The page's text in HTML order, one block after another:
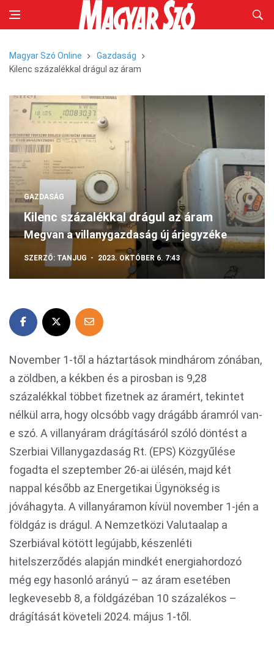
Magyar Szó Online
Gazdaság
Kilenc százalékkal drágul az áram
GAZDASÁG
Kilenc százalékkal drágul az áram
Megvan a villanygazdaság új árjegyzéke
SZERZŐ: TANJUG 2023. OKTÓBER 6. 7:43
November 1-től a háztartások mindhárom zónában,
a zöldben, a kékben és a pirosban is 9,28
százalékkal többet fizetnek az áramért, tekintet
nélkül arra, hogy olcsóbb vagy drágább áramról van-
e szó. A villanyáram drágításáról szóló döntést a
Szerbiai Villanygazdaság Rt. (EPS) Közgyűlése
fogadta el szeptember 26-ai ülésén, majd két
nappal később az Energetikai Ügynökség is
jóváhagyta. A villanyáramon kívül november 1-jén a
földgáz is drágul. A Nemzetközi Valutaalap a
Szerbiával kötött legújabb, készenléti
hitelszerződés alapján mindkét energiahordozó
még egy hasonló arányú – az áram esetében
legkevesebb 8, a földgázéban 10 százalékos –
drágítását követeli 2024. május 1-től.